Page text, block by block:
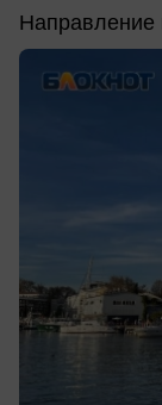
Направление